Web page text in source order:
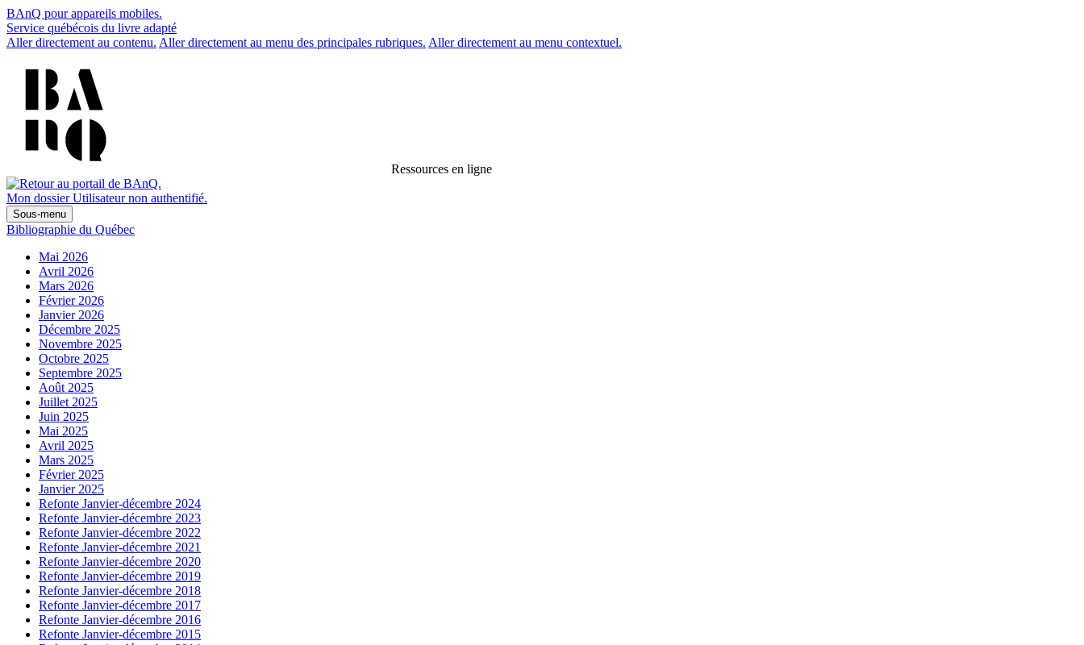
BAnQ pour appareils mobiles.
Service québécois du livre adapté
Aller directement au contenu. Aller directement au menu des principales rubriques. Aller directement au menu contextuel.
Ressources en ligne
Mon dossier Utilisateur non authentifié.
Sous-menu
Bibliographie du Québec
Mai 2026
Avril 2026
Mars 2026
Février 2026
Janvier 2026
Décembre 2025
Novembre 2025
Octobre 2025
Septembre 2025
Août 2025
Juillet 2025
Juin 2025
Mai 2025
Avril 2025
Mars 2025
Février 2025
Janvier 2025
Refonte Janvier-décembre 2024
Refonte Janvier-décembre 2023
Refonte Janvier-décembre 2022
Refonte Janvier-décembre 2021
Refonte Janvier-décembre 2020
Refonte Janvier-décembre 2019
Refonte Janvier-décembre 2018
Refonte Janvier-décembre 2017
Refonte Janvier-décembre 2016
Refonte Janvier-décembre 2015